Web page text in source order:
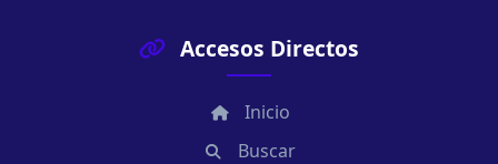
Accesos Directos
Inicio
Buscar